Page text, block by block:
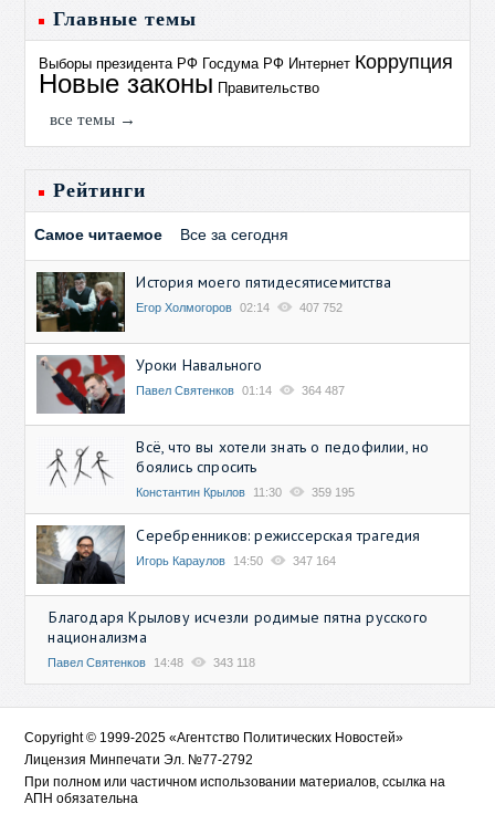
Главные темы
Выборы президента РФ Госдума РФ Интернет Коррупция
Новые законы Правительство
все темы →
Рейтинги
Самое читаемое Все за сегодня
История моего пятидесятисемитства
Егор Холмогоров 02:14 407 752
Уроки Навального
Павел Святенков 01:14 364 487
Всё, что вы хотели знать о педофилии, но
боялись спросить
Константин Крылов 11:30 359 195
Серебренников: режиссерская трагедия
Игорь Караулов 14:50 347 164
Благодаря Крылову исчезли родимые пятна русского
национализма
Павел Святенков 14:48 343 118
Copyright © 1999-2025 «Агентство Политических Новостей»
Лицензия Минпечати Эл. №77-2792
При полном или частичном использовании материалов, ссылка на
АПН обязательна